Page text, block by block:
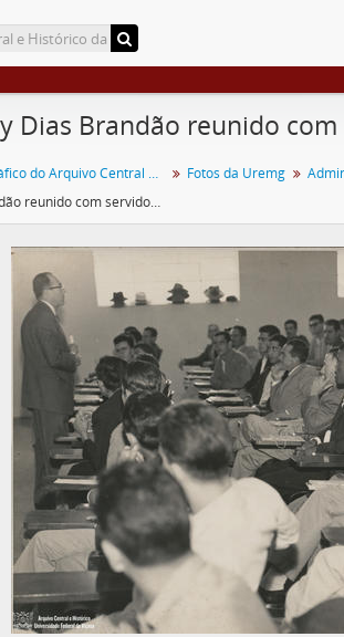
Dias Brandão reunido
Acervo Fotográfico do Arquivo Central Histórico da UFV Fotos da Uremg
Erly Dias Brandão reunido com servidores